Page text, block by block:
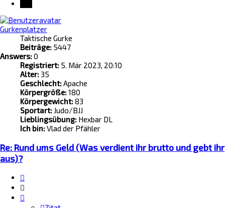
Gurkenplatzer
Taktische Gurke
Beiträge: 5447
Answers:0
Registriert: 5. Mär 2023, 20:10
Alter: 35
Geschlecht:Apache
Körpergröße:180
Körpergewicht:83
Sportart: Judo/BJJ
Lieblingsübung: Hexbar DL
Ich bin:Vlad der Pfähler
Re: Rund ums Geld (Was verdient ihr brutto und gebt ihr
aus)?